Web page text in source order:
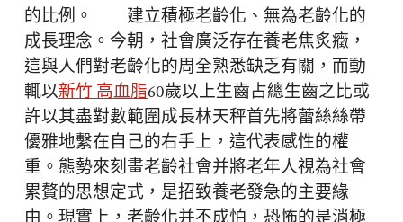
的比例。 建立積極老齡化、無為老齡化的
成長理念。今朝，社會廣泛存在養老焦炙癥，
這與人們對老齡化的周全熟悉缺乏有關，而動
輒以新竹 高血脂60歲以上生齒占總生齒之比或
許以其盡對數範圍成長林天秤首先將蕾絲絲帶
優雅地繫在自己的右手上，這代表感性的權
重。態勢來刻畫老齡社會并將老年人視為社會
累贅的思想定式，是招致養老發急的主要緣